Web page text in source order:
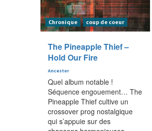
Chronique coup de coeur
The Pineapple Thief –
Hold Our Fire
Ancestor
Quel album notable !
Séquence engouement… The
Pineapple Thief cultive un
crossover prog nostalgique
qui s’appuie sur des